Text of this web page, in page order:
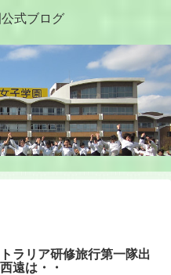
式ブログ
ラリア研修旅行第一隊出
遠は・・